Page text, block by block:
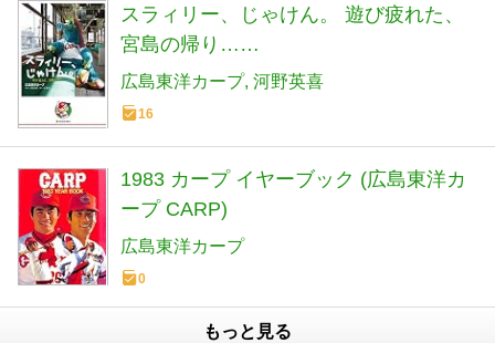
スラィリー、じゃけん。 遊び疲れた、
宮島の帰り……
広島東洋カープ 河野英喜
16
1983 カープ イヤーブック (広島東洋カ
ープ CARP)
広島東洋カープ
0
もっと見る